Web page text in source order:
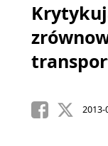
2013-